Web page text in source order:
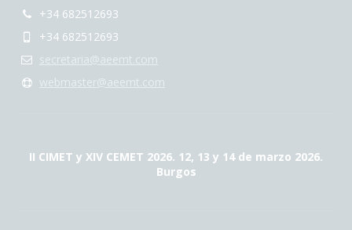
+34 682512693
+34 682512693
secretaria@aeemt.com
webmaster@aeemt.com
II CIMET y XIV CEMET 2026. 12, 13 y 14 de marzo 2026.
Burgos